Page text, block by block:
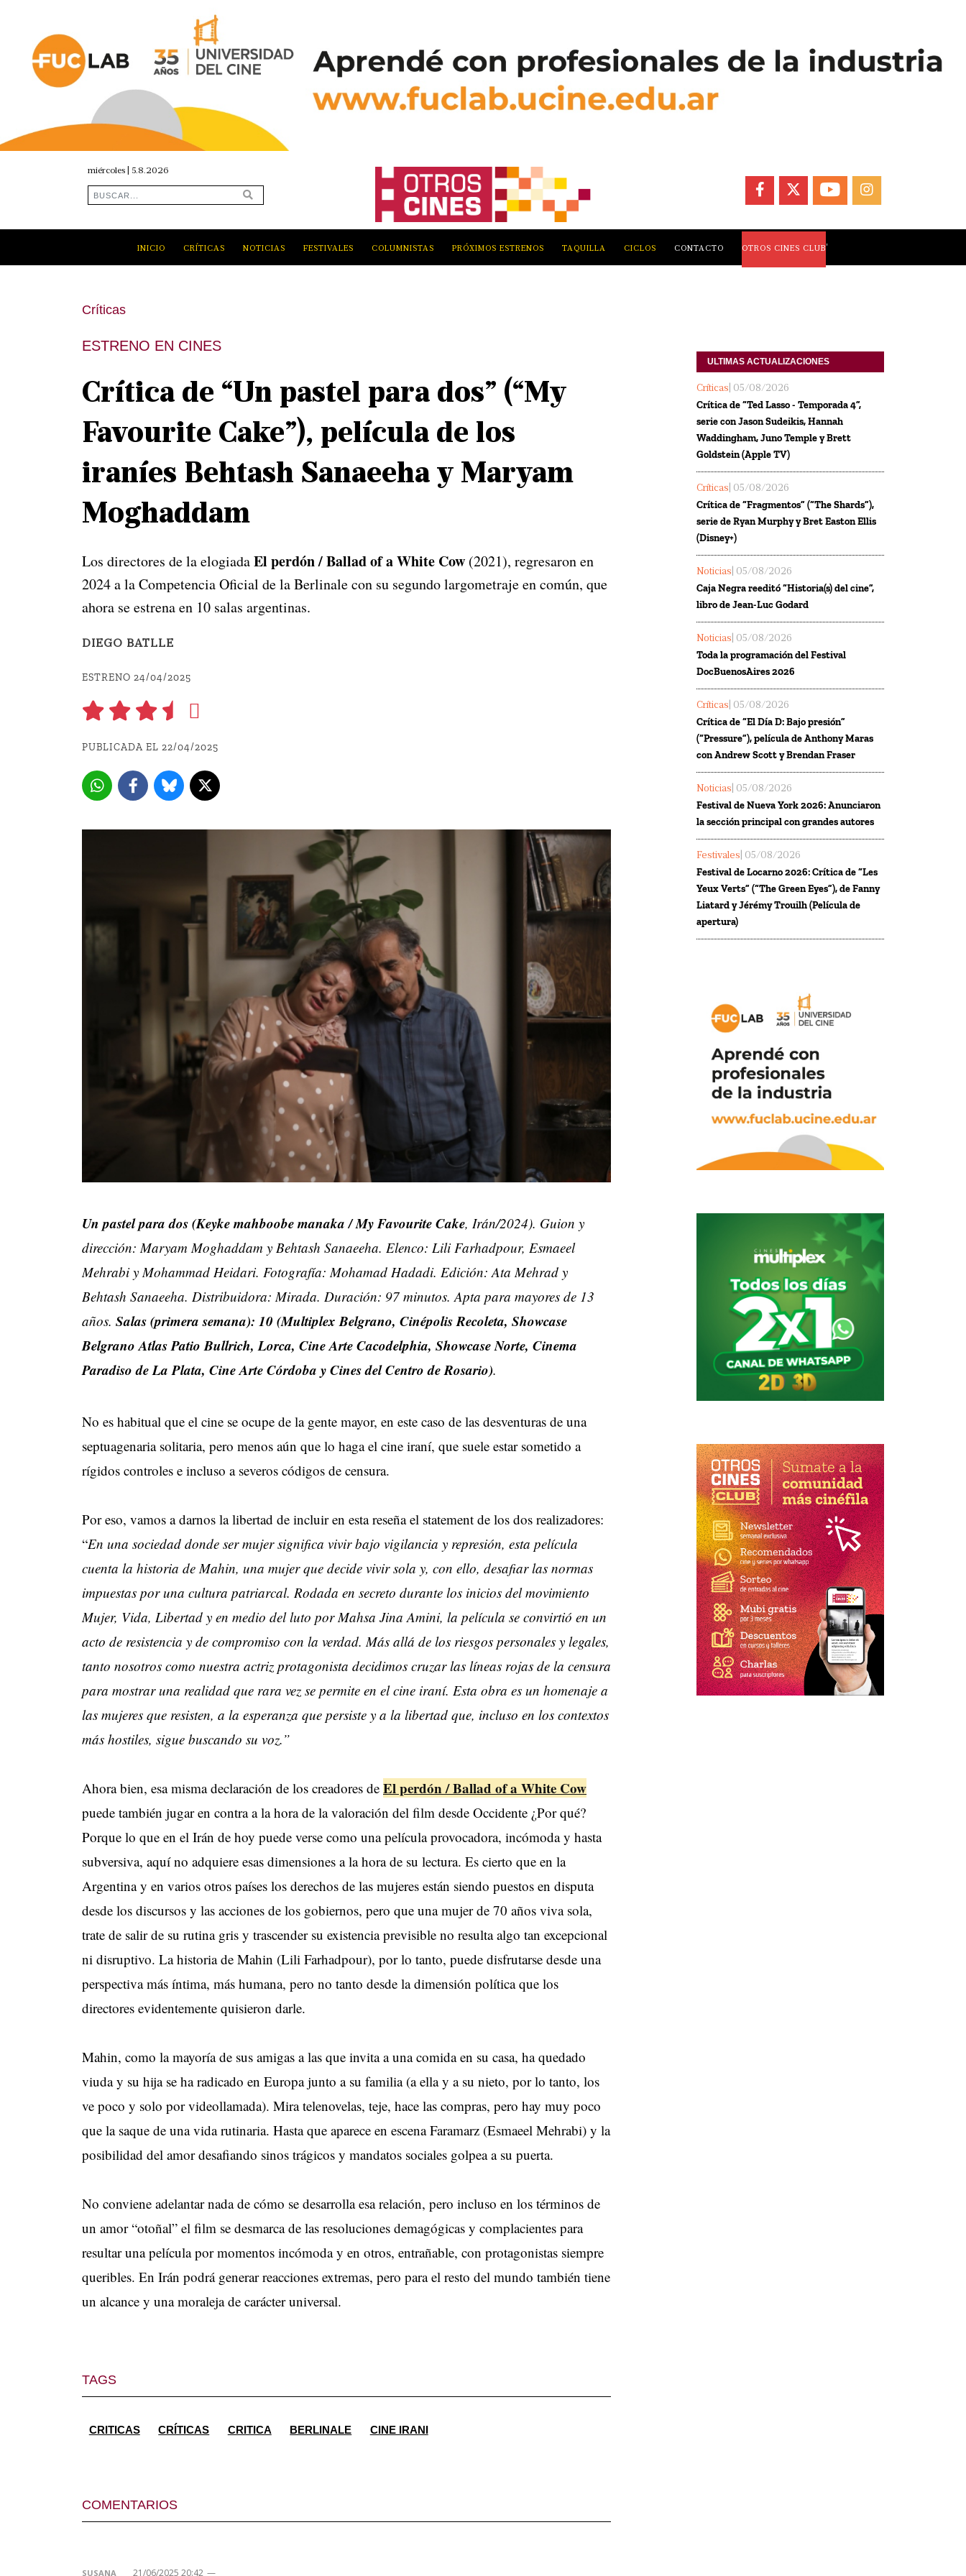
miércoles | 5.8.2026
FACEBOOKYOUTUBEINSTAGRAM
INICIO CRÍTICAS NOTICIAS FESTIVALES COLUMNISTAS PRÓXIMOS ESTRENOS TAQUILLA CICLOS CONTACTO OTROS CINES CLUB
Críticas
ESTRENO EN CINES
Crítica de “Un pastel para dos” (“My
Favourite Cake”), película de los
iraníes Behtash Sanaeeha y Maryam
Moghaddam
Los directores de la elogiadaEl perdón / Ballad of a White Cow (2021), regresaron en
2024 a la Competencia Oficial de la Berlinale con su segundo largometraje en común, que
ahora se estrena en 10 salas argentinas.
DIEGO BATLLE
ESTRENO 24/04/2025
PUBLICADA EL 22/04/2025
Un pastel para dos (Keyke mahboobe manaka / My Favourite Cake, Irán/2024). Guion y
dirección: Maryam Moghaddam y Behtash Sanaeeha. Elenco: Lili Farhadpour, Esmaeel
Mehrabi y Mohammad Heidari. Fotografía: Mohamad Hadadi. Edición: Ata Mehrad y
Behtash Sanaeeha. Distribuidora: Mirada. Duración: 97 minutos. Apta para mayores de 13
años. Salas (primera semana): 10 (Multiplex Belgrano, Cinépolis Recoleta, Showcase
Belgrano Atlas Patio Bullrich, Lorca, Cine Arte Cacodelphia, Showcase Norte, Cinema
Paradiso de La Plata, Cine Arte Córdoba y Cines del Centro de Rosario).
No es habitual que el cine se ocupe de la gente mayor, en este caso de las desventuras de una
septuagenaria solitaria, pero menos aún que lo haga el cine iraní, que suele estar sometido a
rígidos controles e incluso a severos códigos de censura.
Por eso, vamos a darnos la libertad de incluir en esta reseña el statement de los dos realizadores:
“En una sociedad donde ser mujer significa vivir bajo vigilancia y represión, esta película
cuenta la historia de Mahin, una mujer que decide vivir sola y, con ello, desafiar las normas
impuestas por una cultura patriarcal. Rodada en secreto durante los inicios del movimiento
Mujer, Vida, Libertad y en medio del luto por Mahsa Jina Amini, la película se convirtió en un
acto de resistencia y de compromiso con la verdad. Más allá de los riesgos personales y legales,
tanto nosotros como nuestra actriz protagonista decidimos cruzar las líneas rojas de la censura
para mostrar una realidad que rara vez se permite en el cine iraní. Esta obra es un homenaje a
las mujeres que resisten, a la esperanza que persiste y a la libertad que, incluso en los contextos
más hostiles, sigue buscando su voz.”
Ahora bien, esa misma declaración de los creadores de El perdón / Ballad of a White Cow
puede también jugar en contra a la hora de la valoración del film desde Occidente ¿Por qué?
Porque lo que en el Irán de hoy puede verse como una película provocadora, incómoda y hasta
subversiva, aquí no adquiere esas dimensiones a la hora de su lectura. Es cierto que en la
Argentina y en varios otros países los derechos de las mujeres están siendo puestos en disputa
desde los discursos y las acciones de los gobiernos, pero que una mujer de 70 años viva sola,
trate de salir de su rutina gris y trascender su existencia previsible no resulta algo tan excepcional
ni disruptivo. La historia de Mahin (Lili Farhadpour), por lo tanto, puede disfrutarse desde una
perspectiva más íntima, más humana, pero no tanto desde la dimensión política que los
directores evidentemente quisieron darle.
Mahin, como la mayoría de sus amigas a las que invita a una comida en su casa, ha quedado
viuda y su hija se ha radicado en Europa junto a su familia (a ella y a su nieto, por lo tanto, los
ve poco y solo por videollamada). Mira telenovelas, teje, hace las compras, pero hay muy poco
que la saque de una vida rutinaria. Hasta que aparece en escena Faramarz (Esmaeel Mehrabi) y la
posibilidad del amor desafiando sinos trágicos y mandatos sociales golpea a su puerta.
No conviene adelantar nada de cómo se desarrolla esa relación, pero incluso en los términos de
un amor “otoñal” el film se desmarca de las resoluciones demagógicas y complacientes para
resultar una película por momentos incómoda y en otros, entrañable, con protagonistas siempre
queribles. En Irán podrá generar reacciones extremas, pero para el resto del mundo también tiene
un alcance y una moraleja de carácter universal.
TAGS
CRITICAS CRÍTICAS CRITICA BERLINALE CINE IRANI
COMENTARIOS
SUSANA 21/06/2025 20:42 —
ULTIMAS ACTUALIZACIONES
Críticas | 05/08/2026
Crítica de “Ted Lasso - Temporada 4”,
serie con Jason Sudeikis, Hannah
Waddingham, Juno Temple y Brett
Goldstein (Apple TV)
Críticas | 05/08/2026
Crítica de “Fragmentos” (“The Shards”),
serie de Ryan Murphy y Bret Easton Ellis
(Disney+)
Noticias | 05/08/2026
Caja Negra reeditó “Historia(s) del cine”,
libro de Jean-Luc Godard
Noticias | 05/08/2026
Toda la programación del Festival
DocBuenosAires 2026
Críticas | 05/08/2026
Crítica de “El Día D: Bajo presión”
(“Pressure”), película de Anthony Maras
con Andrew Scott y Brendan Fraser
Noticias | 05/08/2026
Festival de Nueva York 2026: Anunciaron
la sección principal con grandes autores
Festivales | 05/08/2026
Festival de Locarno 2026: Crítica de “Les
Yeux Verts” (“The Green Eyes”), de Fanny
Liatard y Jérémy Trouilh (Película de
apertura)